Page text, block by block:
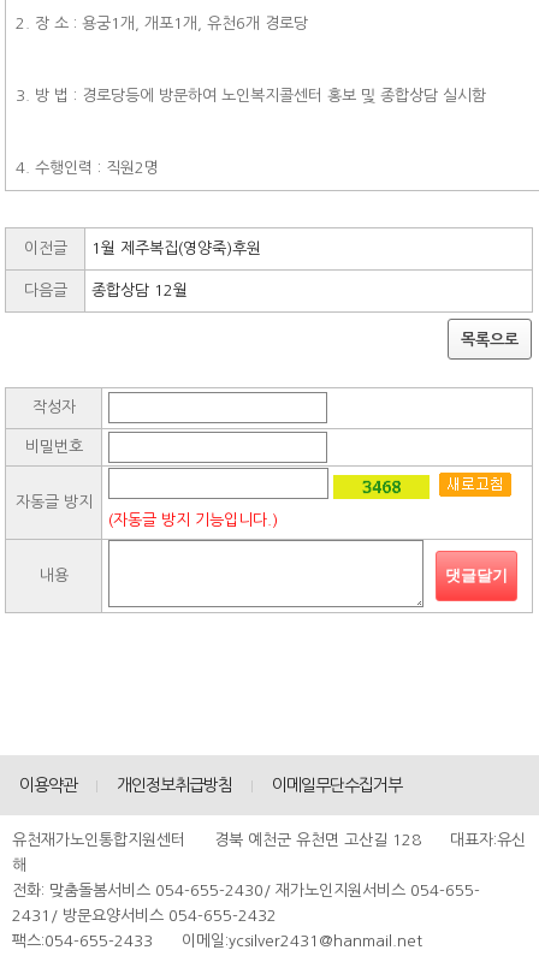
2. 장 소 : 용궁1개, 개포1개, 유천6개 경로당
3. 방 법 : 경로당등에 방문하여 노인복지콜센터 홍보 및 종합상담 실시함
4. 수행인력 : 직원2명
이전글 1월 제주복집(영양죽)후원
다음글 종합상담 12월
목록으로
작성자
비밀번호
자동글 방지
(자동글 방지 기능입니다.)
내용 댓글달기
이용약관 개인정보취급방침 이메일무단수집거부
유천재가노인통합지원센터 경북 예천군 유천면 고산길 128 대표자:유신
해
전화: 맞춤돌봄서비스 054-655-2430/ 재가노인지원서비스 054-655-
2431/ 방문요양서비스 054-655-2432
팩스:054-655-2433 이메일:ycsilver2431@hanmail.net